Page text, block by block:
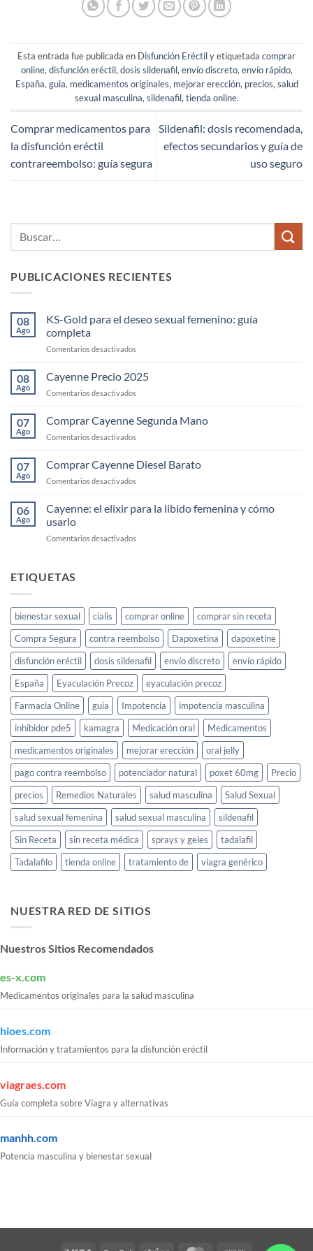
Esta entrada fue publicada en Disfunción Eréctily etiquetada comprar
online, disfunción eréctil, dosis sildenafil, envío discreto, envío rápido,
España, guia, medicamentos originales, mejorar erección, precios, salud
sexual masculina, sildenafil, tienda online.
Comprar medicamentos para
la disfunción eréctil
contrareembolso: guía segura
Sildenafil: dosis recomendada,
efectos secundarios y guía de
uso seguro
PUBLICACIONES RECIENTES
08
Ago
KS-Gold para el deseo sexual femenino: guía
completa
Comentarios desactivados
Gold
el
sexual
08
Ago
Cayenne Precio 2025
Comentarios desactivados
Precio
2025
07
Ago
Comprar Cayenne Segunda Mano
Comentarios desactivados
Cayenne
Mano
07
Ago
Comprar Cayenne Diesel Barato
Comentarios desactivados
Cayenne
06
Ago
Cayenne: el elixir para la libido femenina y cómo
usarlo
Comentarios desactivados
libido
femenina
y
cómo
usarlo
ETIQUETAS
bienestar sexual cialis comprar online
comprar sin receta
Compra Segura
contra reembolso Dapoxetina
dapoxetine
disfunción eréctil
dosis sildenafil envío discreto
envío rápido
España
Eyaculación Precoz
eyaculación precoz
Farmacia Online
guia Impotencia
impotencia masculina
inhibidor pde5
kamagra Medicación oral
Medicamentos
medicamentos originales
mejorar erección
oral jelly
pago contra reembolso
potenciador natural poxet 60mg
Precio
precios
Remedios Naturales salud masculina
Salud Sexual
salud sexual femenina
salud sexual masculina
sildenafil
Sin Receta
sin receta médica sprays y geles
tadalafil
Tadalafilo
tienda online tratamiento de viagra genérico
NUESTRA RED DE SITIOS
Nuestros Sitios Recomendados
es-x.com
Medicamentos originales para la salud masculina
hioes.com
Información y tratamientos para la disfunción eréctil
viagraes.com
Guía completa sobre Viagra y alternativas
manhh.com
Potencia masculina y bienestar sexual